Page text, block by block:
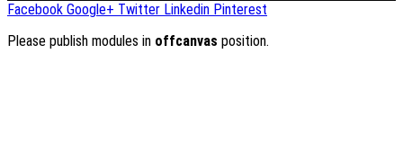
Facebook Google+ Twitter Linkedin Pinterest
Please publish modules in offcanvas position.